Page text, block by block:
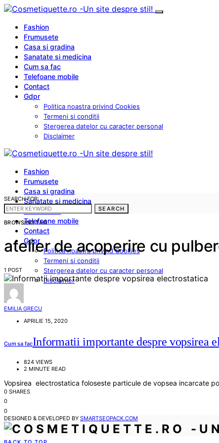
Fashion
Frumusete
Casa si gradina
Sanatate si medicina
Cum sa fac
Telefoane mobile
Contact
Gdpr
Politica noastra privind Cookies
Termeni si conditii
Stergerea datelor cu caracter personal
Disclaimer
Fashion
Frumusete
Casa si gradina
Sanatate si medicina
Cum sa fac
Telefoane mobile
Contact
Gdpr
Politica noastra privind Cookies
Termeni si conditii
Stergerea datelor cu caracter personal
Disclaimer
SEARCH FOR:
SEARCH
BROWSING TAG
atelier de acoperire cu
1 POST
EMILIA GRECU
APRILIE 15, 2020
Cum sa facInformatii importante despre vopsirea
824 VIEWS
2 MINUTE READ
Vopsirea electrostatica foloseste particule de vopsea incarcate
0 SHARES
0
0
DESIGNED & DEVELOPED BY SMARTSEOPACK.COM